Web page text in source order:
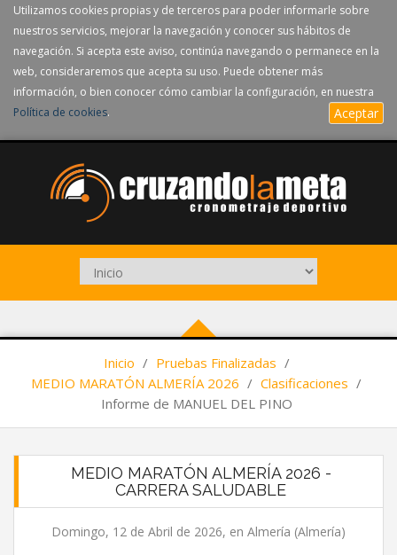
Utilizamos cookies propias y de terceros para poder informarle sobre
nuestros servicios, mejorar la navegación y conocer sus hábitos de
navegación. Si acepta este aviso, continúa navegando o permanece en la
web, consideraremos que acepta su uso. Puede obtener más
información, o bien conocer cómo cambiar la configuración, en nuestra
Política de cookies. Aceptar
Inicio / Pruebas Finalizadas /
MEDIO MARATÓN ALMERÍA 2026 / Clasificaciones /
Informe de MANUEL DEL PINO
MEDIO MARATÓN ALMERÍA 2026 -
CARRERA SALUDABLE
Domingo, 12 de Abril de 2026, en Almería (Almería)